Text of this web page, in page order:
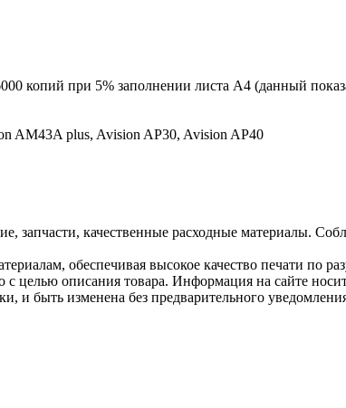
при 5% заполнении листа A4 (данный
AM43A plus, Avision AP30, Avision AP40
качественные расходные материалы.
обеспечивая высокое качество печати по
целью описания товара. Информация на сайте
и быть изменена без предварительного